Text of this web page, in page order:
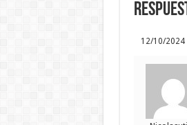
12/10/2024